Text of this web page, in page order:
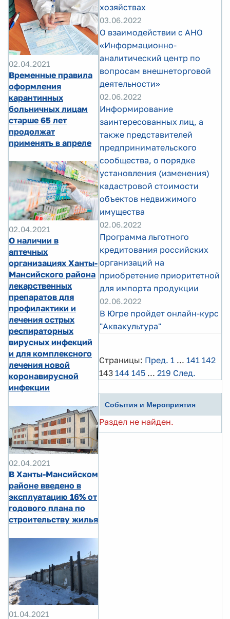
02.04.2021
Временные правила
оформления
карантинных
больничных лицам
старше 65 лет
продолжат
применять в апреле
02.04.2021
О наличии в
аптечных
организациях Ханты-
Мансийского района
лекарственных
препаратов для
профилактики и
лечения острых
респираторных
вирусных инфекций
и для комплексного
лечения новой
коронавирусной
инфекции
02.04.2021
В Ханты-Мансийском
районе введено в
эксплуатацию 16% от
годового плана по
строительству жилья
01.04.2021
хозяйствах
03.06.2022
О взаимодействии с АНО
«Информационно-
аналитический центр по
вопросам внешнеторговой
деятельности»
02.06.2022
Информирование
заинтересованных лиц, а
также представителей
предпринимательского
сообщества, о порядке
установления (изменения)
кадастровой стоимости
объектов недвижимого
имущества
02.06.2022
Программа льготного
кредитования российских
организаций на
приобретение приоритетной
для импорта продукции
02.06.2022
В Югре пройдет онлайн-курс
"Аквакультура"
Страницы: Пред. 1 ... 141 142
143 144 145 ... 219 След.
События и Мероприятия
Раздел не найден.